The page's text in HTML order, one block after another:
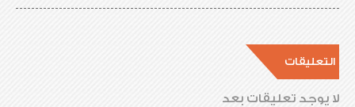
التعليقات
لا يوجد تعليقات بعد